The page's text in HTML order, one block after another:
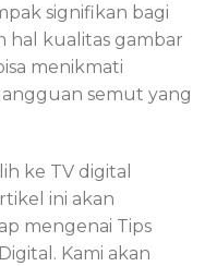
signifikan bagi
hal kualitas gambar
menikmati
semut yang
ke TV digital
ini akan
mengenai Tips
Kami akan